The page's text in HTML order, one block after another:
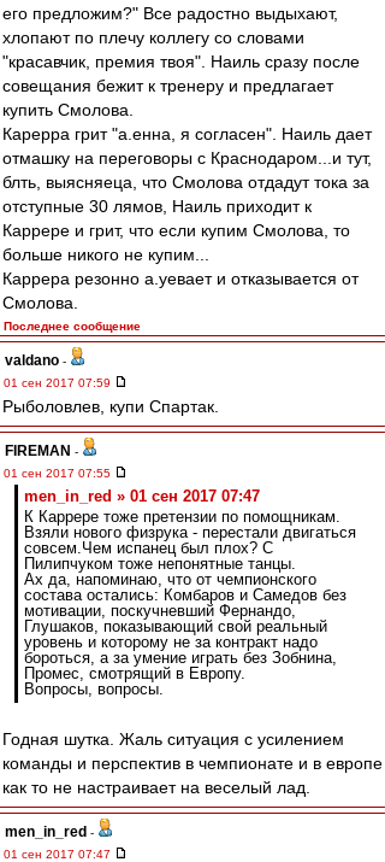
его предложим?" Все радостно выдыхают,
хлопают по плечу коллегу со словами
"красавчик, премия твоя". Наиль сразу после
совещания бежит к тренеру и предлагает
купить Смолова.
Карерра грит "а.енна, я согласен". Наиль дает
отмашку на переговоры с Краснодаром...и тут,
блть, выясняеца, что Смолова отдадут тока за
отступные 30 лямов, Наиль приходит к
Каррере и грит, что если купим Смолова, то
больше никого не купим...
Каррера резонно а.уевает и отказывается от
Смолова.
Последнее сообщение
valdano -
01 сен 2017 07:59
Рыболовлев, купи Спартак.
FIREMAN -
01 сен 2017 07:55
men_in_red » 01 сен 2017 07:47
К Каррере тоже претензии по помощникам.
Взяли нового физрука - перестали двигаться
совсем.Чем испанец был плох? С
Пилипчуком тоже непонятные танцы.
Ах да, напоминаю, что от чемпионского
состава остались: Комбаров и Самедов без
мотивации, поскучневший Фернандо,
Глушаков, показывающий свой реальный
уровень и которому не за контракт надо
бороться, а за умение играть без Зобнина,
Промес, смотрящий в Европу.
Вопросы, вопросы.
Годная шутка. Жаль ситуация с усилением
команды и перспектив в чемпионате и в европе
как то не настраивает на веселый лад.
men_in_red -
01 сен 2017 07:47